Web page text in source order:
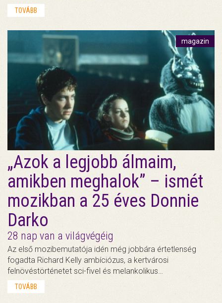
TOVÁBB
magazin
„Azok a legjobb álmaim,
amikben meghalok” – ismét
mozikban a 25 éves Donnie
Darko
28 nap van a világvégéig
Az első mozibemutatója idén még jobbára értetlenség
fogadta Richard Kelly ambíciózus, a kertvárosi
felnövéstörténetet sci-fivel és melankolikus…
TOVÁBB